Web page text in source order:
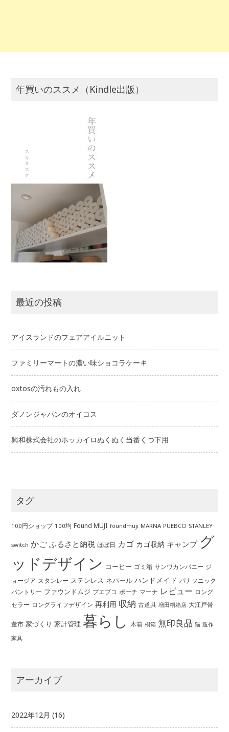
年買いのススメ（Kindle出版）
最近の投稿
アイスランドのフェアアイルニット
ファミリーマートの濃い味ショコラケーキ
oxtosの汚れもの入れ
ダノンジャパンのオイコス
興和株式会社のホッカイロぬくぬく当番くつ下用
タグ
100円ショップ 100均 Found MUJI foundmuji MARNA PUEBCO STANLEY
switch かご ふるさと納税 ほぼ日 カゴ カゴ収納 キャンプ グ
ッドデザイン コーヒー ゴミ箱 サンワカンパニー ジ
ョージア スタンレー ステンレス ネパール ハンドメイド パナソニック
パントリー ファウンドムジ プエブコ ポーチ マーナ レビュー ロング
セラー ロングライフデザイン 再利用 収納 古道具 増田桐箱店 大江戸骨
董市 家づくり 家計管理 暮らし 木箱 桐箱 無印良品 猫 造作
家具
アーカイブ
2022年12月 (16)